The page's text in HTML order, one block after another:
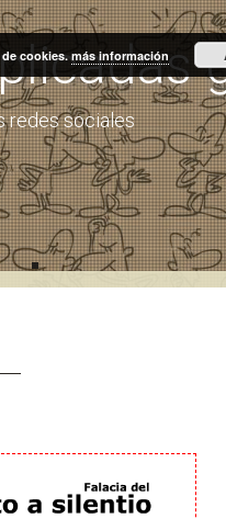
redes sociales
de cookies.más información